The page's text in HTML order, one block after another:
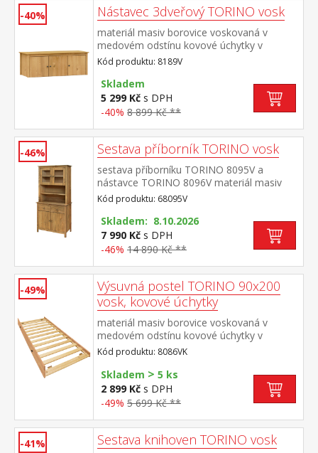
-40% Nástavec 3dveřový TORINO vosk
materiál masiv borovice voskovaná v
medovém odstínu kovové úchytky v
barevném provedení černěná
mosaz nástavec pro skříň 8089V
Kód produktu: 8189V
Skladem
5 299 Kč s DPH
-40% 8 899 Kč **
-46% Sestava příborník TORINO vosk
sestava příborníku TORINO 8095V a
nástavce TORINO 8096V materiál masiv
borovice voskovaná v medovém
odstínu kovové úchytky v barevném
provedení černěná mosaz příborník: 2
zásuvky s kovovými pojezdy, 2 plné dveře,
1 police nástavec: 2 prosklené dveře, 1
80 cm rozměr nástavce (š/h/v) 90 × 33 ×
100 cm
Kód produktu: 68095V
Skladem: 8.10.2026
7 990 Kč s DPH
-46% 14 890 Kč **
-49%
Výsuvná postel TORINO 90x200
vosk, kovové úchytky
materiál masiv borovice voskovaná v
medovém odstínu kovové úchytky v
barevném provedení černěná
mosaz výsuvná na kolečkách, cena bez
matrace maximální doporučená výška
matrace 14 cm doporučený rozměr
matrace 90 × 200 cm vhodná jako výsuvná
Kód produktu: 8086VK
Skladem > 5 ks
2 899 Kč s DPH
-49% 5 699 Kč **
-41% Sestava knihoven TORINO vosk